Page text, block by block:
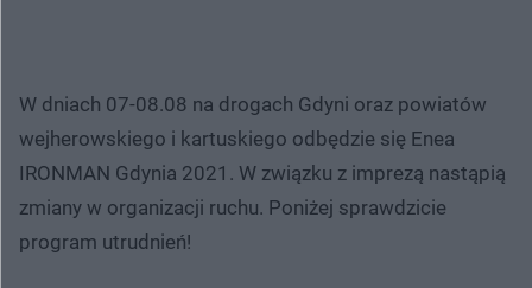
W dniach 07-08.08 na drogach Gdyni oraz powiatów
wejherowskiego i kartuskiego odbędzie się Enea
IRONMAN Gdynia 2021. W związku z imprezą nastąpią
zmiany w organizacji ruchu. Poniżej sprawdzicie
program utrudnień!